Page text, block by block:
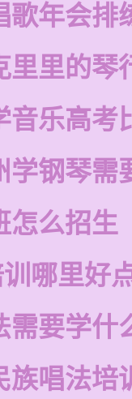
歌年会排
里里的琴
音乐高考
学钢琴需
怎么招生
哪里好
需要学什
族唱法培